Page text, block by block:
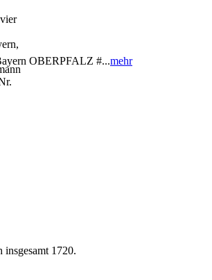
OBERPFALZ #...mehr
insgesamt 1720.